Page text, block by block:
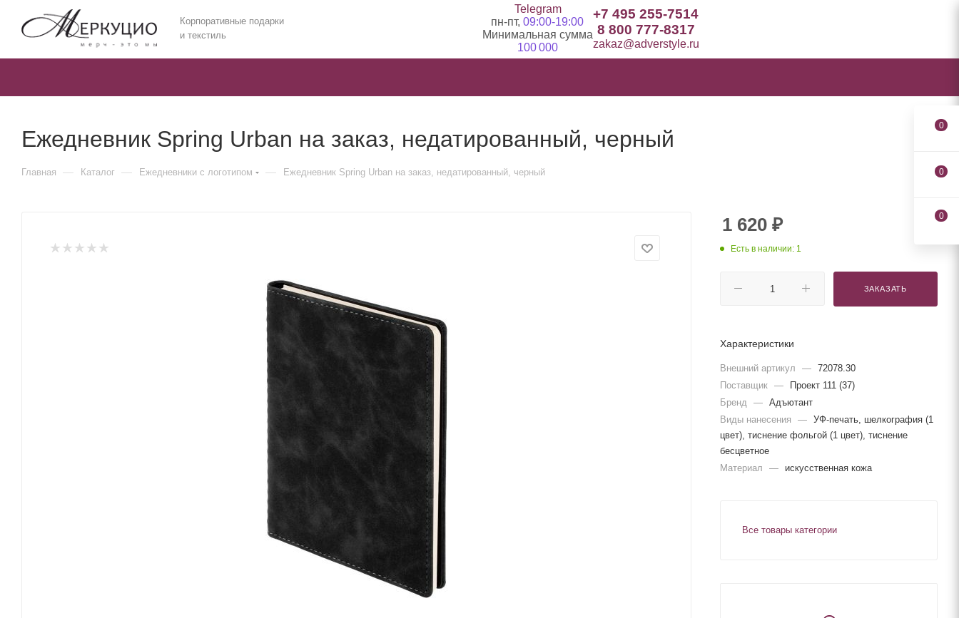
Корпоративные подарки
и текстиль
Telegram
пн-пт, 09:00-19:00
Минимальная сумма
100 000
+7 495 255-7514
8 800 777-8317
zakaz@adverstyle.ru
Ежедневник Spring Urban на заказ, недатированный, черный
Главная — Каталог — Ежедневники c логотипом — Ежедневник Spring Urban на заказ, недатированный, черный
1 620 ₽
Есть в наличии: 1
ЗАКАЗАТЬ
Характеристики
Внешний артикул — 72078.30
Поставщик —
Проект 111 (37)
Бренд
— Адъютант
Виды нанесения
— УФ-печать, шелкография (1
цвет), тиснение фольгой (1 цвет), тиснение
бесцветное
Материал
— искусственная кожа
Все товары категории
0
0
0